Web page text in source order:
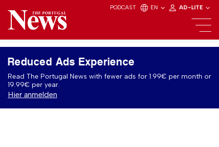
PODCAST EN AD-LITE
Reduced Ads Experience
Read The Portugal News with fewer ads for 1.99€ per month or
19.99€ per year.
Hier anmelden